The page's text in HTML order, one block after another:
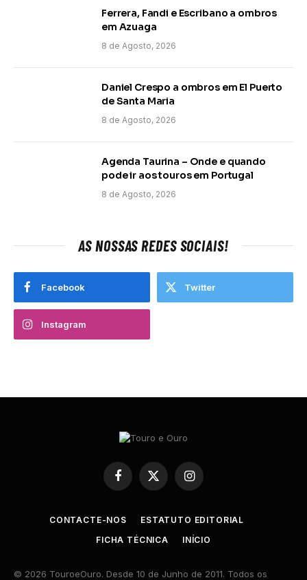
Ferrera, Fandi e Escribano a ombros
em Azuaga
8 de Agosto, 2026
Daniel Crespo a ombros em El Puerto
de Santa Maria
8 de Agosto, 2026
Agenda Taurina – Onde e quando
pode ir aos touros em Portugal
8 de Agosto, 2026
AS NOSSAS REDES SOCIAIS!
Facebook Twitter
Instagram
Facebook
X
(Twitter)
Instagram
CONTACTE-NOS
ESTATUTO EDITORIAL
FICHA TÉCNICA
INÍCIO
© 2026 TouroeOuro. Desde 10 de Junho de 2011. Todos os